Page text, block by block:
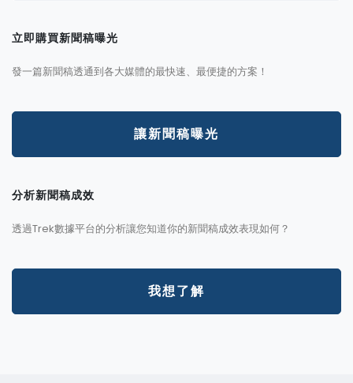
立即購買新聞稿曝光
發一篇新聞稿透通到各大媒體的最快速、最便捷的方案！
讓新聞稿曝光
分析新聞稿成效
透過Trek數據平台的分析讓您知道你的新聞稿成效表現如何？
我想了解